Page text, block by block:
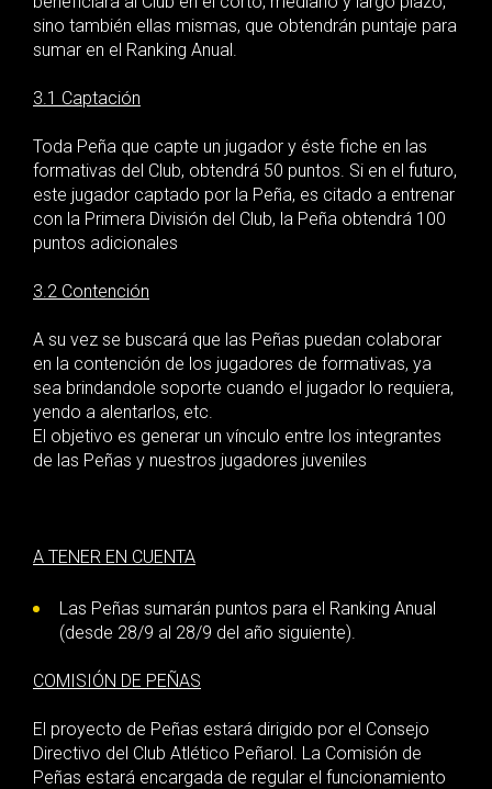
sino también ellas mismas, que obtendrán puntaje para
sumar en el Ranking Anual.
3.1 Captación
Toda Peña que capte un jugador y éste fiche en las
formativas del Club, obtendrá 50 puntos. Si en el futuro,
este jugador captado por la Peña, es citado a entrenar
con la Primera División del Club, la Peña obtendrá 100
puntos adicionales
3.2 Contención
A su vez se buscará que las Peñas puedan colaborar
en la contención de los jugadores de formativas, ya
sea brindandole soporte cuando el jugador lo requiera,
yendo a alentarlos, etc.
El objetivo es generar un vínculo entre los integrantes
de las Peñas y nuestros jugadores juveniles
A TENER EN CUENTA
Las Peñas sumarán puntos para el Ranking Anual
(desde 28/9 al 28/9 del año siguiente).
COMISIÓN DE PEÑAS
El proyecto de Peñas estará dirigido por el Consejo
Directivo del Club Atlético Peñarol. La Comisión de
Peñas estará encargada de regular el funcionamiento